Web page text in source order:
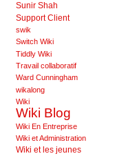
Sunir Shah
Support Client
swik
Switch Wiki
Tiddly Wiki
Travail collaboratif
Ward Cunningham
wikalong
Wiki
Wiki Blog
Wiki En Entreprise
Wiki et Administration
Wiki et les jeunes